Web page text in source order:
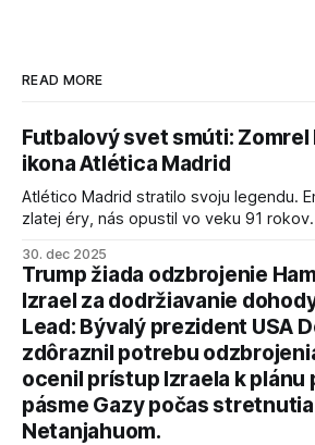
READ MORE
Futbalový svet smúti: Zomrel
ikona Atlética Madrid
Atlético Madrid stratilo svoju legendu.
zlatej éry, nás opustil vo veku 91 rokov.
30. dec 2025
Trump žiada odzbrojenie
Izrael za dodržiavanie
Lead: Bývalý prezident USA
zdôraznil potrebu
ocenil prístup Izraela k plánu
pásme Gazy počas
Netanjahuom.